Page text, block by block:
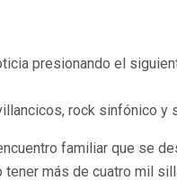
presionando el
rock sinfónico y
familiar que se
más de cuatro mil